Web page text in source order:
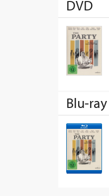
DVD
Blu-ray